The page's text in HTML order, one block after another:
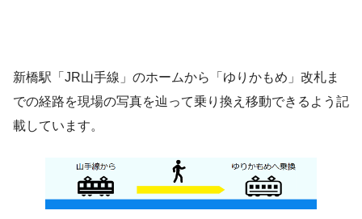
新橋駅「JR山手線」のホームから「ゆりかもめ」改札ま
での経路を現場の写真を辿って乗り換え移動できるよう記
載しています。